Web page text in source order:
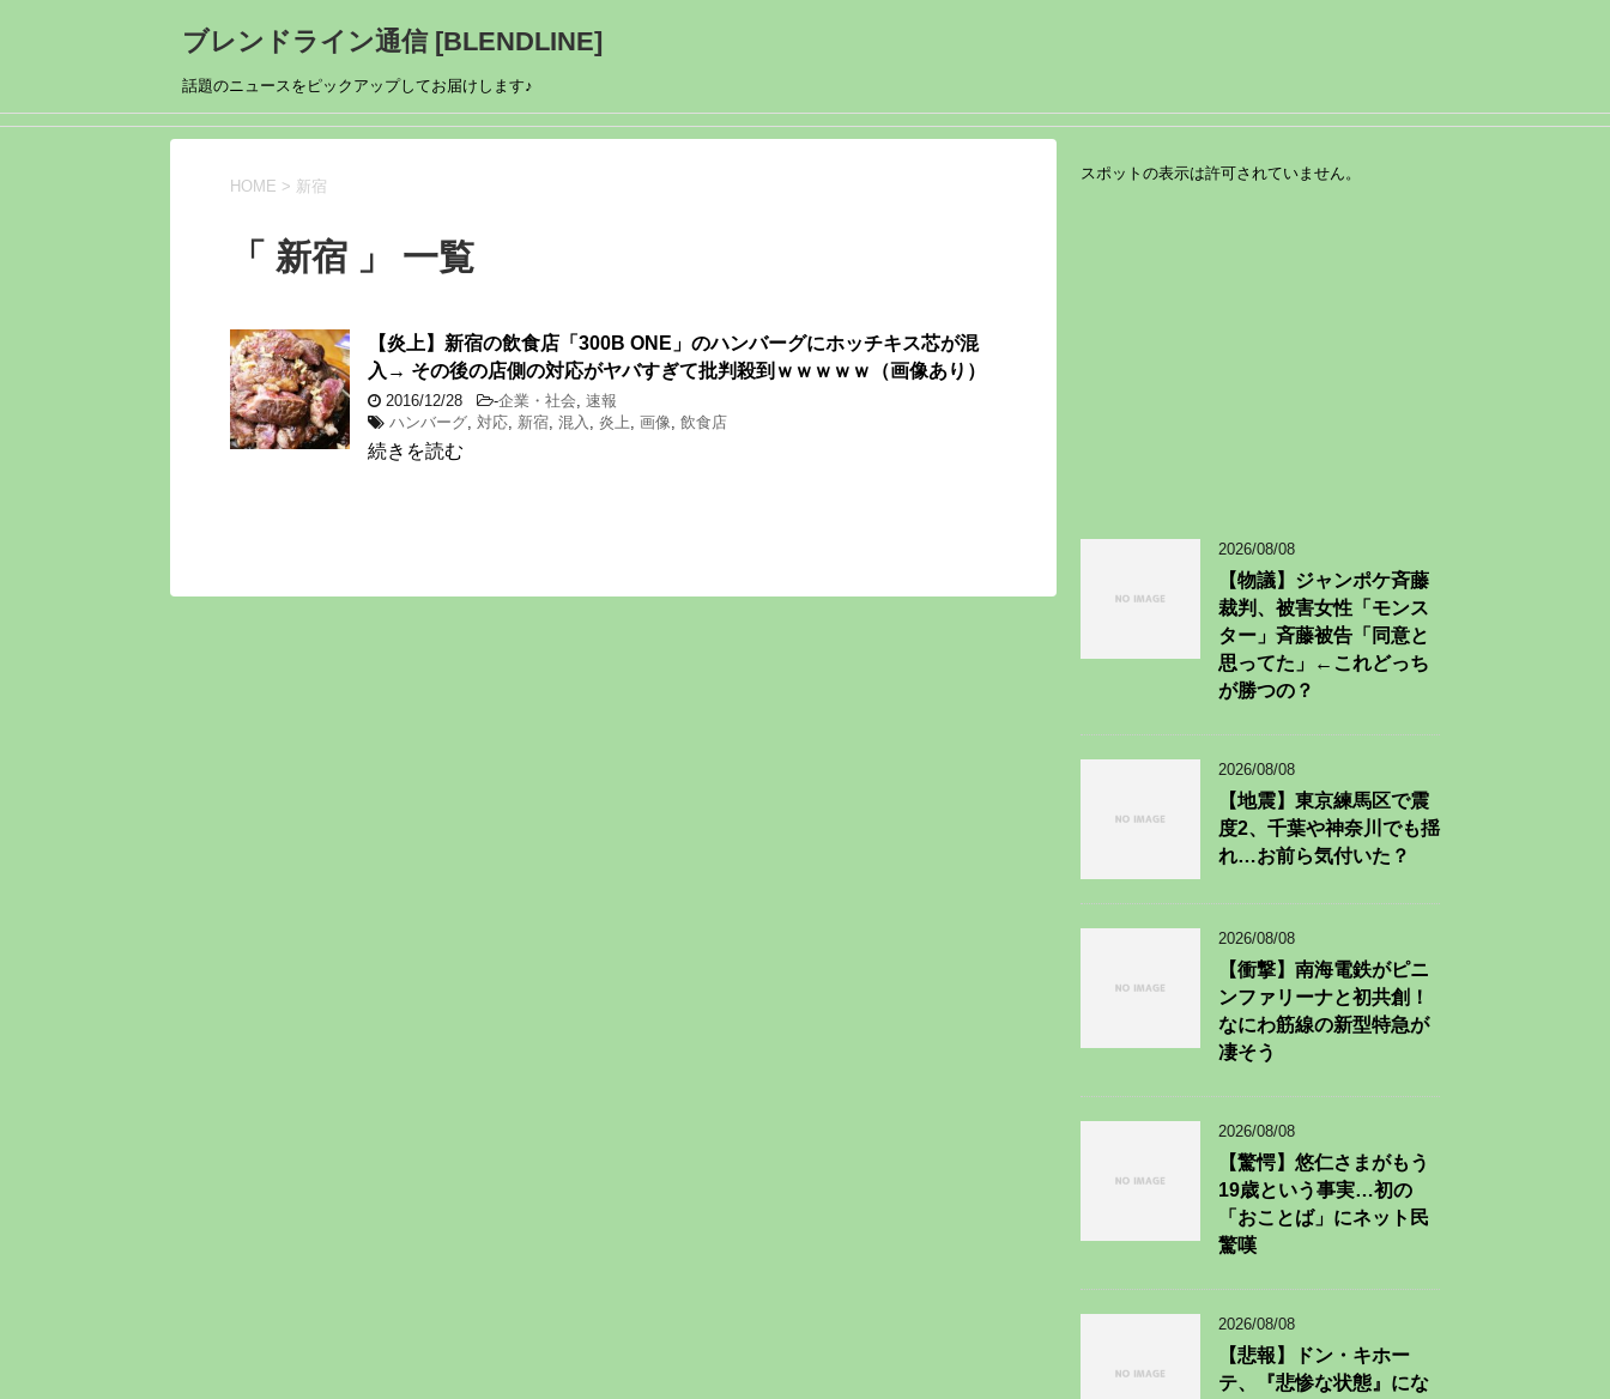
ブレンドライン通信 [BLENDLINE]
話題のニュースをピックアップしてお届けします♪
HOME > 新宿
「 新宿 」 一覧
【炎上】新宿の飲食店「300B ONE」のハンバーグにホッチキス芯が混
入→ その後の店側の対応がヤバすぎて批判殺到ｗｗｗｗｗ（画像あり）
2016/12/28 -企業・社会, 速報
ハンバーグ, 対応, 新宿, 混入 , 炎上, 画像, 飲食店
続きを読む
2026/08/08
【物議】ジャンポケ斉藤
裁判、被害女性「モンス
ター」斉藤被告「同意と
思ってた」←これどっち
が勝つの？
2026/08/08
【地震】東京練馬区で震
度2、千葉や神奈川でも揺
れ…お前ら気付いた？
2026/08/08
【衝撃】南海電鉄がピニ
ンファリーナと初共創！
なにわ筋線の新型特急が
凄そう
2026/08/08
【驚愕】悠仁さまがもう
19歳という事実…初の
「おことば」にネット民
驚嘆
2026/08/08
【悲報】ドン・キホー
テ、『悲惨な状態』にな